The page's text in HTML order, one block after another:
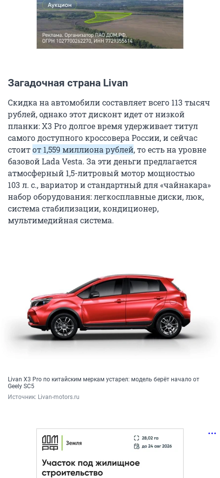
Загадочная страна Livan
Скидка на автомобили составляет всего 113 тысяч
рублей, однако этот дисконт идет от низкой
планки: X3 Pro долгое время удерживает титул
самого доступного кроссовера России, и сейчас
стоитот 1,559 миллиона рублей, то есть на уровне
базовой Lada Vesta. За эти деньги предлагается
атмосферный 1,5-литровый мотор мощностью
103 л. с., вариатор и стандартный для «чайнакара»
набор оборудования: легкосплавные диски, люк,
система стабилизации, кондиционер,
мультимедийная система.
Livan X3 Pro по китайским меркам устарел: модель берёт начало от
Geely SC5
Источник: Livan-motors.ru